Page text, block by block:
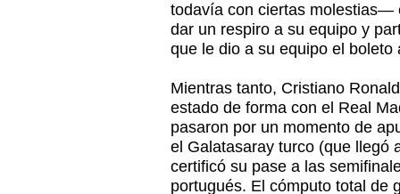
todavía con ciertas molestias—
dar un respiro a su equipo y
que le dio a su equipo el boleto
Mientras tanto, Cristiano
estado de forma con el Real
pasaron por un momento de
el Galatasaray turco (que llegó
certificó su pase a las
portugués. El cómputo total de